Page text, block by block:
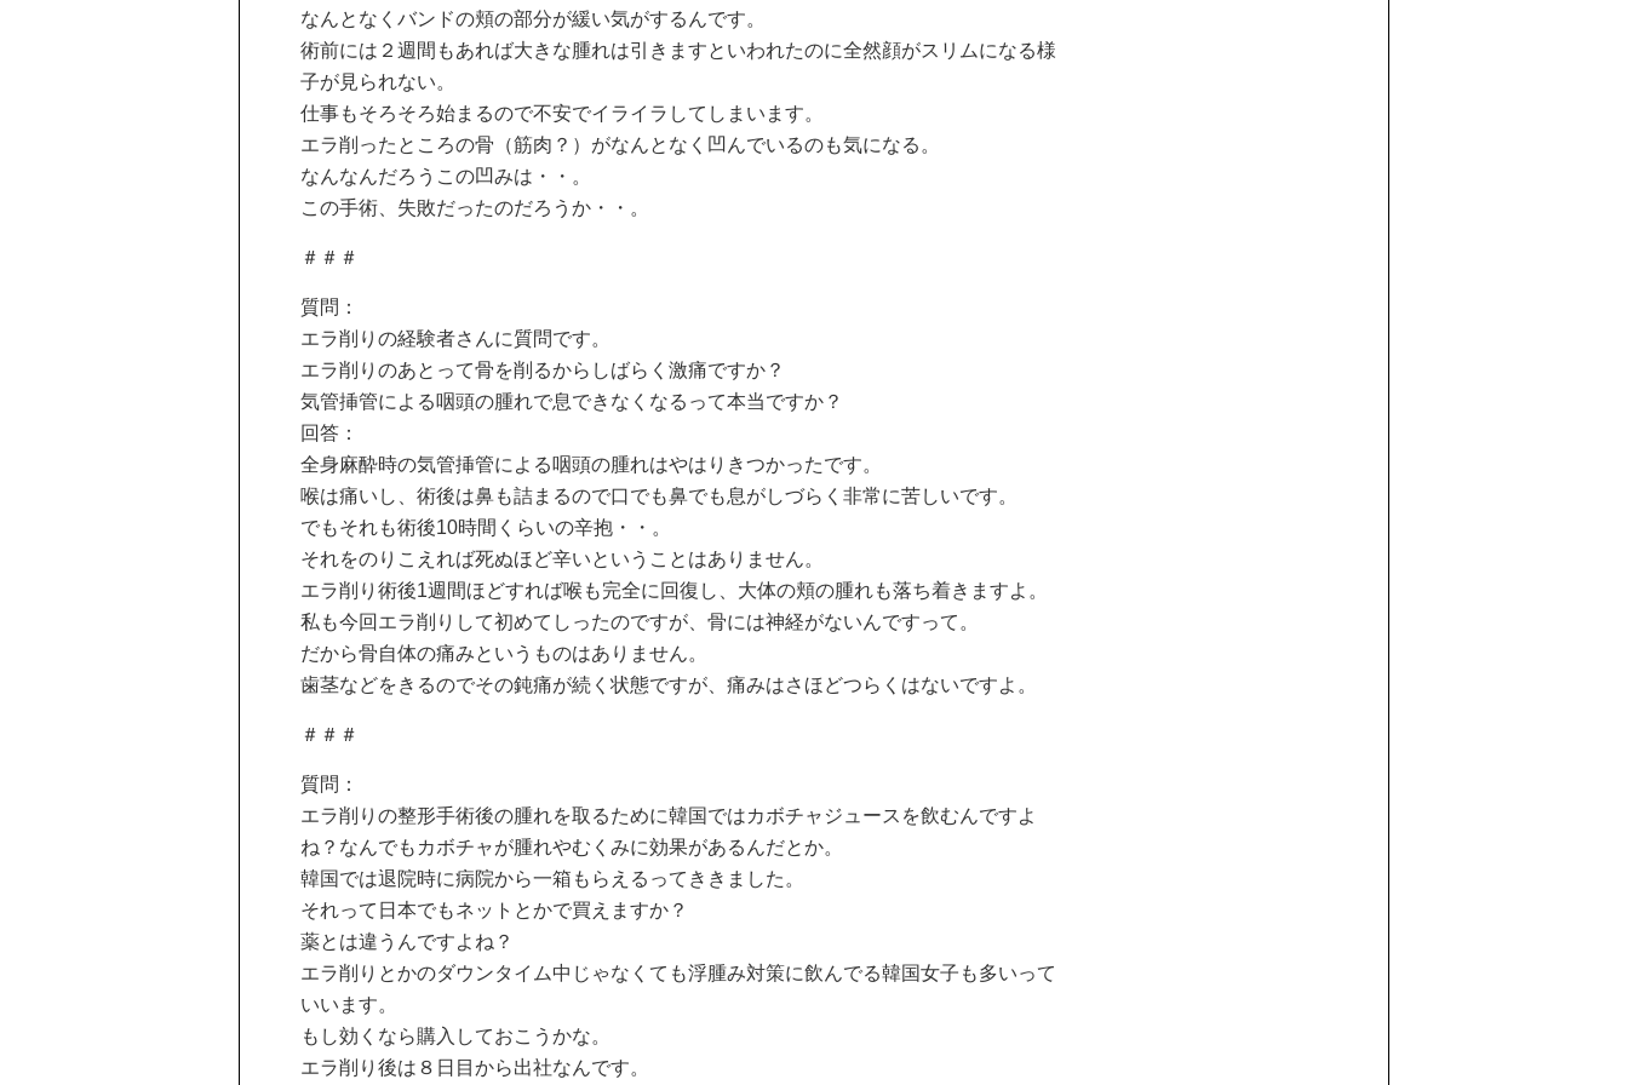
なんとなくバンドの頬の部分が緩い気がするんです。
術前には２週間もあれば大きな腫れは引きますといわれたのに全然顔がスリムになる様
子が見られない。
仕事もそろそろ始まるので不安でイライラしてしまいます。
エラ削ったところの骨（筋肉？）がなんとなく凹んでいるのも気になる。
なんなんだろうこの凹みは・・。
この手術、失敗だったのだろうか・・。
＃＃＃
質問：
エラ削りの経験者さんに質問です。
エラ削りのあとって骨を削るからしばらく激痛ですか？
気管挿管による咽頭の腫れで息できなくなるって本当ですか？
回答：
全身麻酔時の気管挿管による咽頭の腫れはやはりきつかったです。
喉は痛いし、術後は鼻も詰まるので口でも鼻でも息がしづらく非常に苦しいです。
でもそれも術後10時間くらいの辛抱・・。
それをのりこえれば死ぬほど辛いということはありません。
エラ削り術後1週間ほどすれば喉も完全に回復し、大体の頬の腫れも落ち着きますよ。
私も今回エラ削りして初めてしったのですが、骨には神経がないんですって。
だから骨自体の痛みというものはありません。
歯茎などをきるのでその鈍痛が続く状態ですが、痛みはさほどつらくはないですよ。
＃＃＃
質問：
エラ削りの整形手術後の腫れを取るために韓国ではカボチャジュースを飲むんですよ
ね？なんでもカボチャが腫れやむくみに効果があるんだとか。
韓国では退院時に病院から一箱もらえるってききました。
それって日本でもネットとかで買えますか？
薬とは違うんですよね？
エラ削りとかのダウンタイム中じゃなくても浮腫み対策に飲んでる韓国女子も多いって
いいます。
もし効くなら購入しておこうかな。
エラ削り後は８日目から出社なんです。